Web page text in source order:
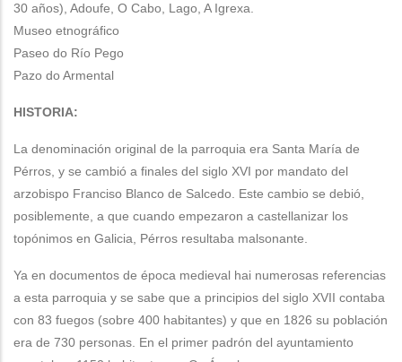
30 años), Adoufe, O Cabo, Lago, A Igrexa.
Museo etnográfico
Paseo do Río Pego
Pazo do Armental
HISTORIA:
La denominación original de la parroquia era Santa María de
Pérros, y se cambió a finales del siglo XVI por mandato del
arzobispo Franciso Blanco de Salcedo. Este cambio se debió,
posiblemente, a que cuando empezaron a castellanizar los
topónimos en Galicia, Pérros resultaba malsonante.
Ya en documentos de época medieval hai numerosas referencias
a esta parroquia y se sabe que a principios del siglo XVII contaba
con 83 fuegos (sobre 400 habitantes) y que en 1826 su población
era de 730 personas. En el primer padrón del ayuntamiento